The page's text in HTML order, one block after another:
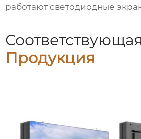
работают светодиодные
Соответствующая
Продукция